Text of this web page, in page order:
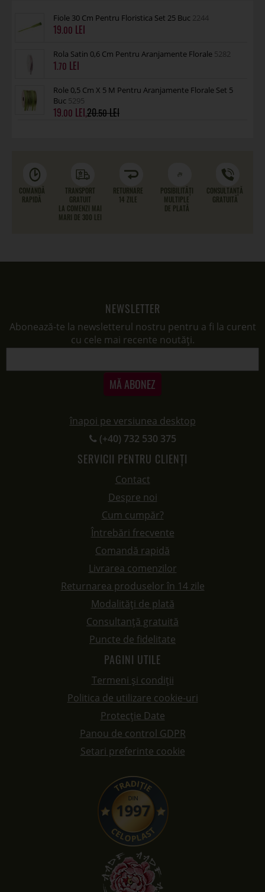
Fiole 30 Cm Pentru Floristica Set 25 Buc 2244
19.00
Rola Satin 0,6 Cm Pentru Aranjamente Florale 5282
1.70
Role 0,5 Cm X 5 M Pentru Aranjamente Florale Set 5
Buc 5295
19.00 ,20.50
COMANDĂ
RAPIDĂ
TRANSPORT
GRATUIT
LA COMENZI MAI
MARI DE 300 LEI
RETURNARE
14 ZILE
POSIBILITĂȚI
MULTIPLE
DE PLATĂ
CONSULTANȚĂ
GRATUITĂ
NEWSLETTER
Abonează-te la newsletterul nostru pentru a fi la curent
cu cele mai recente noutăți.
MĂ ABONEZ
înapoi pe versiunea desktop
(+40) 732 530 375
SERVICII PENTRU CLIENȚI
Contact
Despre noi
Cum cumpăr?
Întrebări frecvente
Comandă rapidă
Livrarea comenzilor
Returnarea produselor în 14 zile
Modalități de plată
Consultanță gratuită
Puncte de fidelitate
PAGINI UTILE
Termeni și condiții
Politica de utilizare cookie-uri
Protecție Date
Panou de control GDPR
Setari preferinte cookie